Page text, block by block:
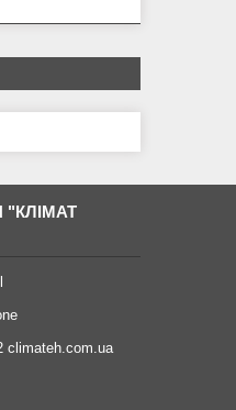
"КЛІМАТ
climateh.com.ua